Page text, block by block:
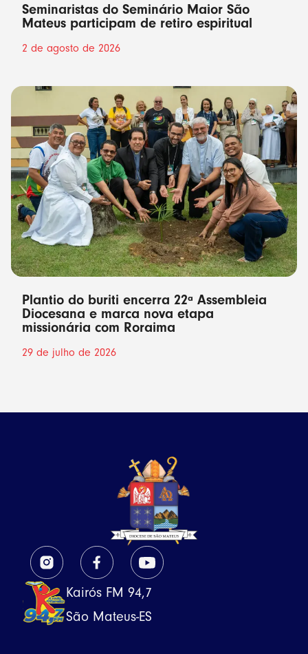
Seminaristas do Seminário Maior São
Mateus participam de retiro espiritual
2 de agosto de 2026
Plantio do buriti encerra 22ª Assembleia
Diocesana e marca nova etapa
missionária com Roraima
29 de julho de 2026
Kairós FM 94,7
São Mateus-ES